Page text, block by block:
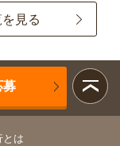
見る
募
とは